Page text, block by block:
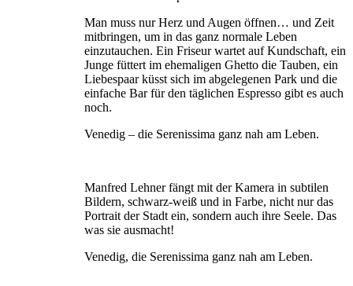
Man muss nur Herz und Augen öffnen… und Zeit
mitbringen, um in das ganz normale Leben
einzutauchen. Ein Friseur wartet auf Kundschaft, ein
Junge füttert im ehemaligen Ghetto die Tauben, ein
Liebespaar küsst sich im abgelegenen Park und die
einfache Bar für den täglichen Espresso gibt es auch
noch.
Venedig – die Serenissima ganz nah am Leben.
Manfred Lehner fängt mit der Kamera in subtilen
Bildern, schwarz-weiß und in Farbe, nicht nur das
Portrait der Stadt ein, sondern auch ihre Seele. Das
was sie ausmacht!
Venedig, die Serenissima ganz nah am Leben.